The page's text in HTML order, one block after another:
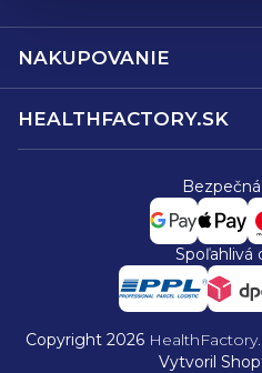
NAKUPOVANIE
HEALTHFACTORY.SK
Spoľahlivá
Vytvoril
Copyright 2026